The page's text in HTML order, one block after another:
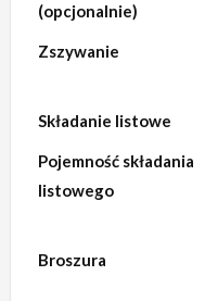
(opcjonalnie)
Zszywanie
Składanie listowe
Pojemność składania
listowego
Broszura